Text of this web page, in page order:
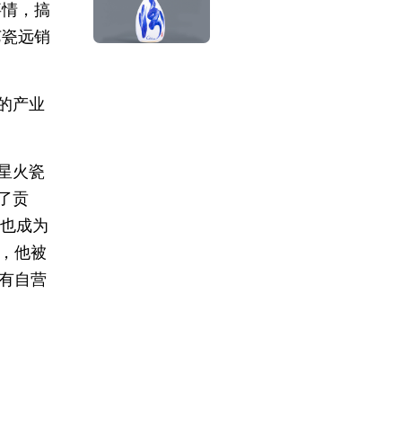
，搞
远销
产业
火瓷
贡
成为
他被
自营